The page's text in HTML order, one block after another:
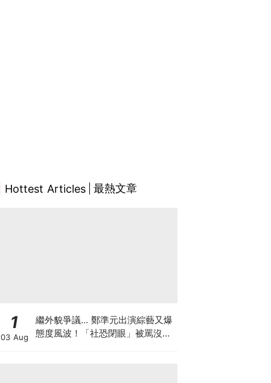
Hottest Articles 最熱文章
1
03 Aug
繼外貌爭議... 鄭準元出演綜藝又爆
態度風波！「社恐閉眼」被罵沒誠